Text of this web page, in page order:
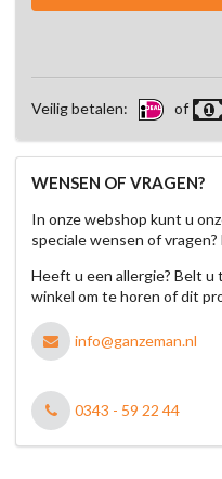
Veilig betalen: of
WENSEN OF VRAGEN?
In onze webshop kunt u
speciale wensen of
Heeft u een allergie? Belt
winkel om te horen of dit
info@ganzeman.nl
0343 - 59 22 44